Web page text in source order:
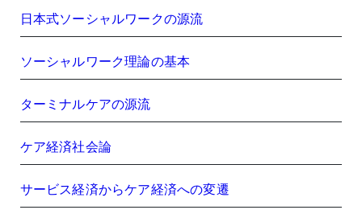
日本式ソーシャルワークの源流
ソーシャルワーク理論の基本
ターミナルケアの源流
ケア経済社会論
サービス経済からケア経済への変遷